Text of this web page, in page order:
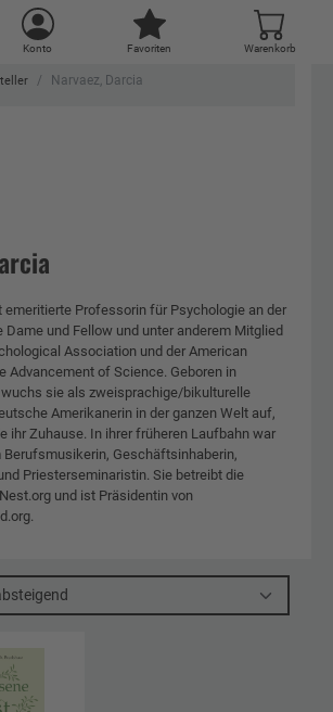
Konto Favoriten Warenkorb
Narvaez, Darcia
emeritierte Professorin für Psychologie an der
Dame und Fellow und unter anderem Mitglied
Association und der American
Advancement of Science. Geboren in
wuchs sie als zweisprachige/bikulturelle
Amerikanerin in der ganzen Welt auf,
ihr Zuhause. In ihrer früheren Laufbahn war
Berufsmusikerin, Geschäftsinhaberin,
Priesterseminaristin. Sie betreibt die
und ist Präsidentin von
am absteigend